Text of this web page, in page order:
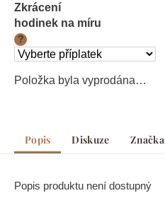
Zkrácení
hodinek na míru
?
Položka byla vyprodána…
Popis Diskuze Značka
Popis produktu není dostupný